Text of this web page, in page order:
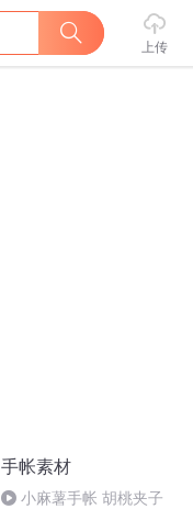
上传
手帐素材
小麻薯手帐 胡桃夹子